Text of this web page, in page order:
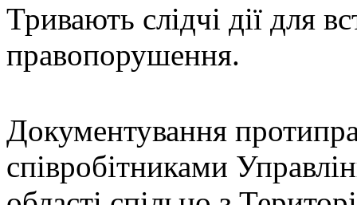
Тривають слідчі дії для
правопорушення.
Документування
співробітниками